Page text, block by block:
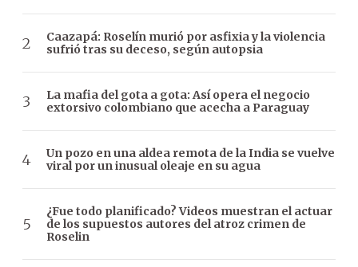
Caazapá: Roselín murió por asfixia y la violencia
sufrió tras su deceso, según autopsia
La mafia del gota a gota: Así opera el negocio
extorsivo colombiano que acecha a Paraguay
Un pozo en una aldea remota de la India se vuelve
viral por un inusual oleaje en su agua
¿Fue todo planificado? Videos muestran el actuar
de los supuestos autores del atroz crimen de
Roselin